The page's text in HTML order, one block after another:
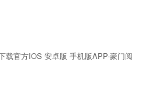
载官方IOS 安卓版 手机版APP-豪门阅